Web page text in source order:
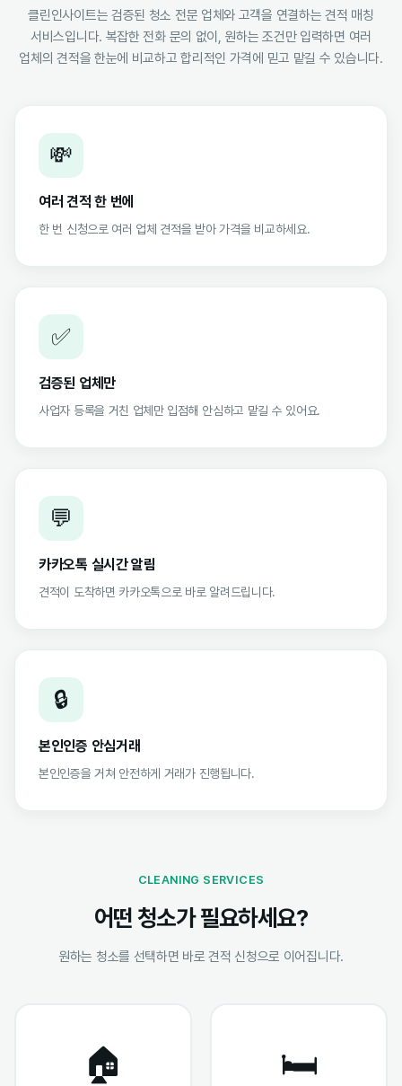
클린인사이트는 검증된 청소 전문 업체와 고객을 연결하는 견적 매칭
서비스입니다. 복잡한 전화 문의 없이, 원하는 조건만 입력하면 여러
업체의 견적을 한눈에 비교하고 합리적인 가격에 믿고 맡길 수 있습니다.
💸
여러 견적 한 번에
한 번 신청으로 여러 업체 견적을 받아 가격을 비교하세요.
✅
검증된 업체만
사업자 등록을 거친 업체만 입점해 안심하고 맡길 수 있어요.
💬
카카오톡 실시간 알림
견적이 도착하면 카카오톡으로 바로 알려드립니다.
🔒
본인인증 안심거래
본인인증을 거쳐 안전하게 거래가 진행됩니다.
CLEANING SERVICES
어떤 청소가 필요하세요?
원하는 청소를 선택하면 바로 견적 신청으로 이어집니다.
🏠 🛏️